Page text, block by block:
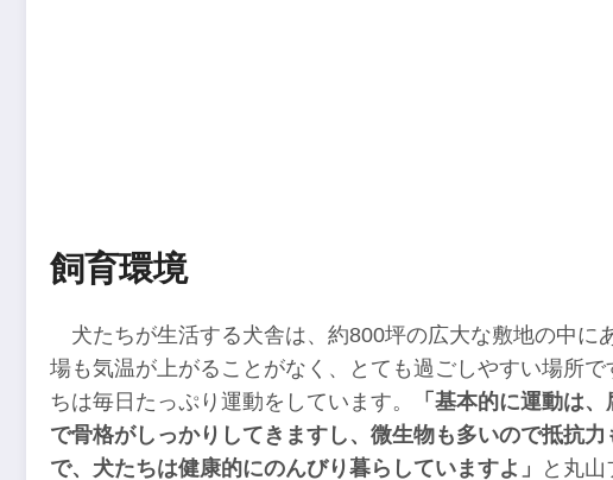
飼育環境
犬たちが生活する犬舎は、約800坪の広大な敷地の中に
場も気温が上がることがなく、とても過ごしやすい場所
ちは毎日たっぷり運動をしています。
「基本的に運動は
で骨格がしっかりしてきますし、微生物も多いので抵抗
で、犬たちは健康的にのんびり暮らしていますよ」
と丸山